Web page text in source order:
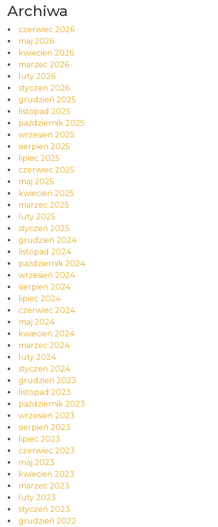
Archiwa
czerwiec 2026
maj 2026
kwiecień 2026
marzec 2026
luty 2026
styczeń 2026
grudzień 2025
listopad 2025
październik 2025
wrzesień 2025
sierpień 2025
lipiec 2025
czerwiec 2025
maj 2025
kwiecień 2025
marzec 2025
luty 2025
styczeń 2025
grudzień 2024
listopad 2024
październik 2024
wrzesień 2024
sierpień 2024
lipiec 2024
czerwiec 2024
maj 2024
kwiecień 2024
marzec 2024
luty 2024
styczeń 2024
grudzień 2023
listopad 2023
październik 2023
wrzesień 2023
sierpień 2023
lipiec 2023
czerwiec 2023
maj 2023
kwiecień 2023
marzec 2023
luty 2023
styczeń 2023
grudzień 2022